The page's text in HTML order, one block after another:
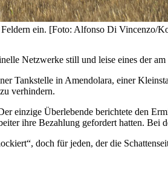
ein. [Foto: Alfonso Di Vincenzo/
Netzwerke still und leise eines der am
Tankstelle in Amendolara, einer
verhindern.
einzige Überlebende berichtete den
ihre Bezahlung gefordert hatten. Bei
doch für jeden, der die